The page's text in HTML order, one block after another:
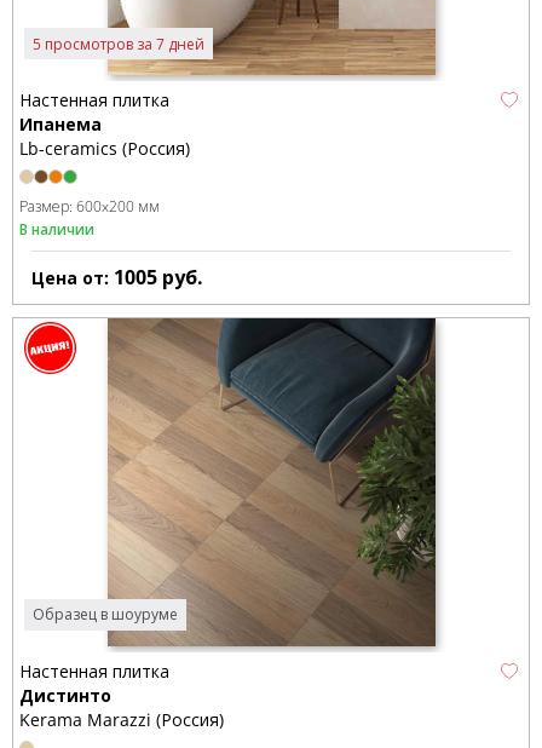
5 просмотров за 7 дней
Настенная плитка
Ипанема
Lb-ceramics (Россия)
Размер: 600x200 мм
В наличии
Цена от: 1005 руб.
Образец в шоуруме
Настенная плитка
Дистинто
Kerama Marazzi (Россия)